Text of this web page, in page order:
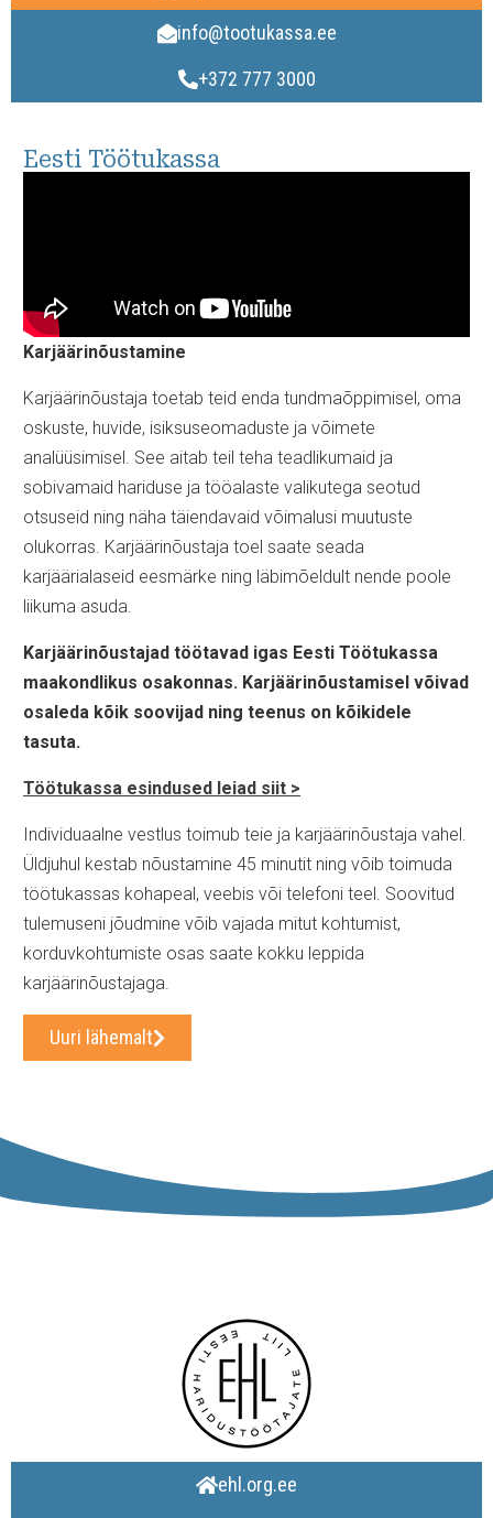
info@tootukassa.ee
+372 777 3000
Eesti Töötukassa
Karjäärinõustamine
Karjäärinõustaja toetab teid enda tundmaõppimisel, oma
oskuste, huvide, isiksuseomaduste ja võimete
analüüsimisel. See aitab teil teha teadlikumaid ja
sobivamaid hariduse ja tööalaste valikutega seotud
otsuseid ning näha täiendavaid võimalusi muutuste
olukorras. Karjäärinõustaja toel saate seada
karjäärialaseid eesmärke ning läbimõeldult nende poole
liikuma asuda.
Karjäärinõustajad töötavad igas Eesti Töötukassa
maakondlikus osakonnas. Karjäärinõustamisel võivad
osaleda kõik soovijad ning teenus on kõikidele
tasuta.
Töötukassa esindused leiad siit >
Individuaalne vestlus toimub teie ja karjäärinõustaja vahel.
Üldjuhul kestab nõustamine 45 minutit ning võib toimuda
töötukassas kohapeal, veebis või telefoni teel. Soovitud
tulemuseni jõudmine võib vajada mitut kohtumist,
korduvkohtumiste osas saate kokku leppida
karjäärinõustajaga.
Uuri lähemalt
ehl.org.ee